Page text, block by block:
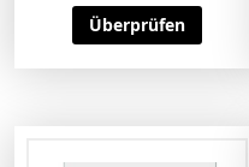
Überprüfen